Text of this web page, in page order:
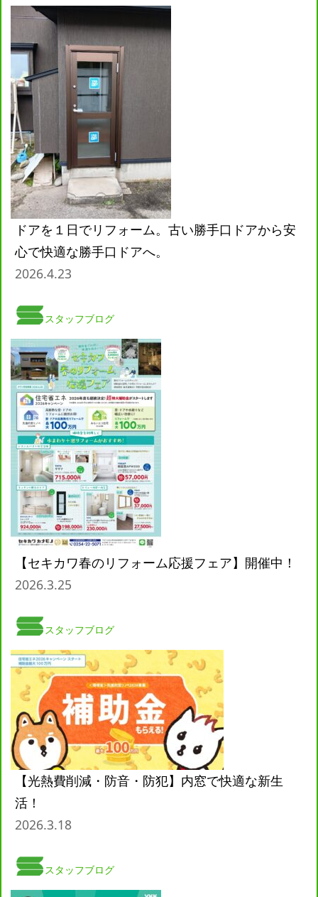
ドアを１日でリフォーム。古い勝手口ドアから安
心で快適な勝手口ドアへ。
2026.4.23
スタッフブログ
【セキカワ春のリフォーム応援フェア】開催中！
2026.3.25
スタッフブログ
【光熱費削減・防音・防犯】内窓で快適な新生
活！
2026.3.18
スタッフブログ